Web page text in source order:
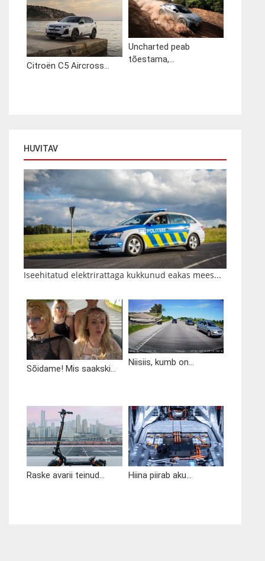
Citroën C5 Aircross...
Uncharted peab
tõestama,...
HUVITAV
Iseehitatud elektrirattaga kukkunud eakas mees...
Sõidame! Mis saakski...
Niisiis, kumb on...
Raske avarii teinud... Hiina piirab aku...